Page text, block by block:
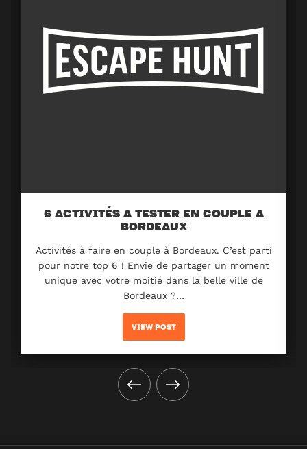
6 ACTIVITÉS A TESTER EN COUPLE A
BORDEAUX
Activités à faire en couple à Bordeaux. C’est parti
pour notre top 6 ! Envie de partager un moment
unique avec votre moitié dans la belle ville de
Bordeaux ?…
VIEW POST